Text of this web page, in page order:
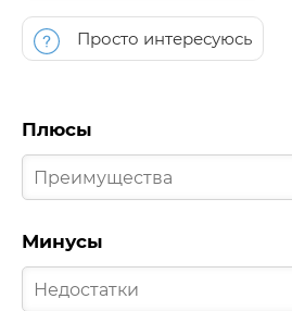
Просто интересуюсь
Плюсы
Минусы